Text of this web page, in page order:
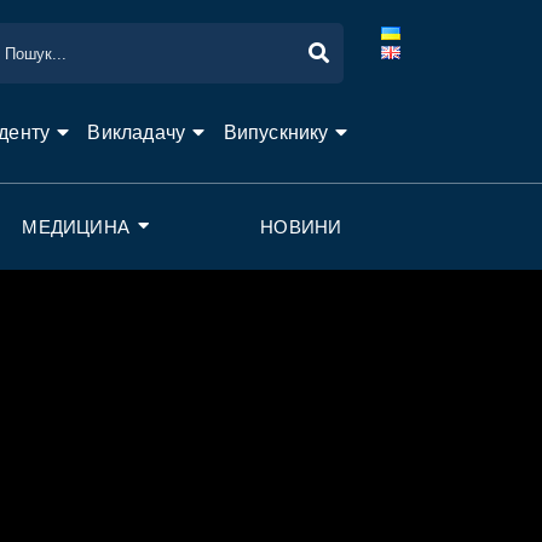
Викладачу Випускнику
МЕДИЦИНА НОВИНИ